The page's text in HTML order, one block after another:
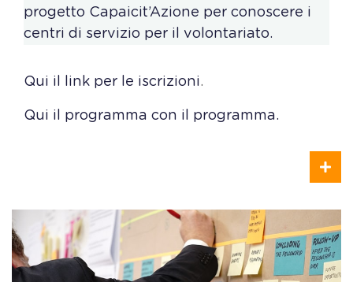
progetto Capaicit’Azione per conoscere i
centri di servizio per il volontariato.
Qui il link per le iscrizioni.
Qui il programma con il programma.